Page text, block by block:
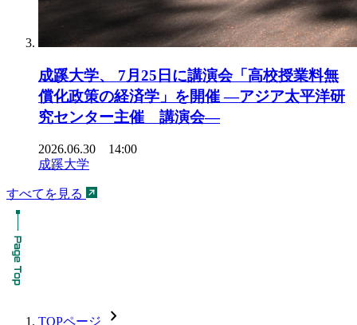
成蹊大学、 7月25日に講演会「高校授業料無
償化政策の経済学」を開催 ―アジア太平洋研
究センター主催 講演会―
2026.06.30 14:00
成蹊大学
すべてを見る
TOPページ chevron_forward